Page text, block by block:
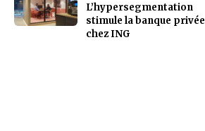
L’hypersegmentation
stimule la banque privée
chez ING